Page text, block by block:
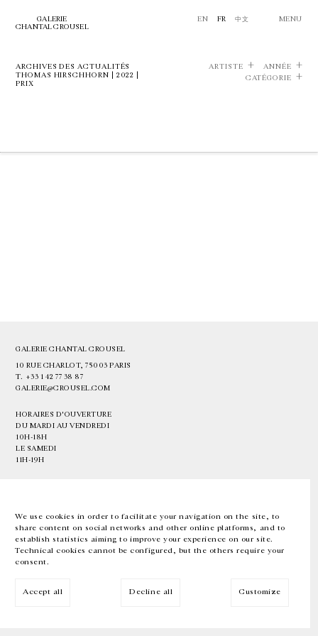
We use cookies in order to facilitate your navigation on the site, to
share content on social networks and other online platforms, and to
establish statistics aiming to improve your experience on our site.
Technical cookies cannot be configured, but the others require your
consent.
Accept all Decline all Customize
GALERIE
CHANTAL CROUSEL
EN FR 中文 MENU
ARCHIVES DES ACTUALITÉS
THOMAS HIRSCHHORN | 2022 |
PRIX
ARTISTE
ANNÉE
CATÉGORIE
GALERIE CHANTAL CROUSEL
10 RUE CHARLOT, 75003 PARIS
T. +33 1 42 77 38 87
GALERIE@CROUSEL.COM
HORAIRES D'OUVERTURE
DU MARDI AU VENDREDI
10H-18H
LE SAMEDI
11H-19H
EN FR 中文 Facebook Instagram
Inscrivez-vous à notre newsletter